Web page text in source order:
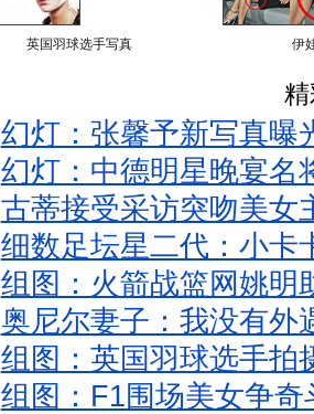
英国羽球选手写真 伊
幻灯：张馨予新写真曝
幻灯：中德明星晚宴名
古蒂接受采访突吻美女
细数足坛星二代：小卡
组图：火箭战篮网姚明
奥尼尔妻子：我没有外
组图：英国羽球选手拍
组图：F1围场美女争